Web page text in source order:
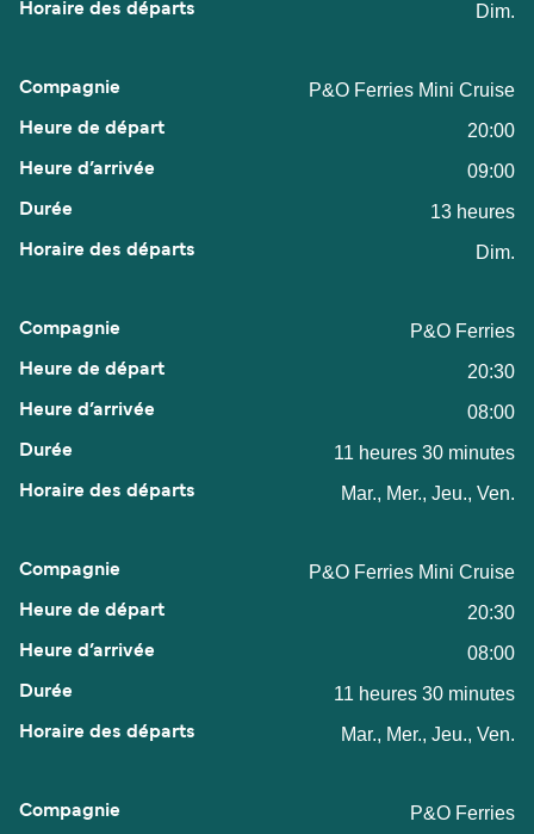
Dim.
P&O Ferries Mini Cruise
20:00
09:00
13 heures
Dim.
P&O Ferries
20:30
08:00
11 heures 30 minutes
Mar., Mer., Jeu., Ven.
P&O Ferries Mini Cruise
20:30
08:00
11 heures 30 minutes
Mar., Mer., Jeu., Ven.
P&O Ferries